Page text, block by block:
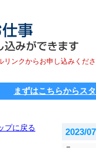
リンクからお申し込みくだ
まずはこちらからス
プに戻る 2023/